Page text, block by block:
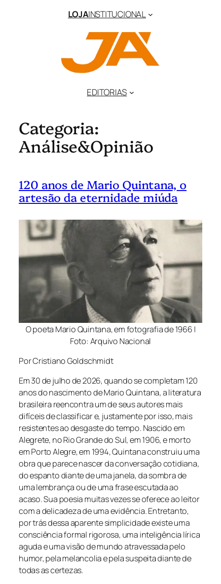
LOJAINSTITUCIONAL
EDITORIAS
Categoria:
Análise&Opinião
120 anos de Mario Quintana, o
artesão da eternidade miúda
O poeta Mario Quintana, em fotografia de 1966 |
Foto: Arquivo Nacional
Por Cristiano Goldschmidt
Em 30 de julho de 2026, quando se completam 120
anos do nascimento de Mario Quintana, a literatura
brasileira reencontra um de seus autores mais
difíceis de classificar e, justamente por isso, mais
resistentes ao desgaste do tempo. Nascido em
Alegrete, no Rio Grande do Sul, em 1906, e morto
em Porto Alegre, em 1994, Quintana construiu uma
obra que parece nascer da conversação cotidiana,
do espanto diante de uma janela, da sombra de
uma lembrança ou de uma frase escutada ao
acaso. Sua poesia muitas vezes se oferece ao leitor
com a delicadeza de uma evidência. Entretanto,
por trás dessa aparente simplicidade existe uma
consciência formal rigorosa, uma inteligência lírica
aguda e uma visão de mundo atravessada pelo
humor, pela melancolia e pela suspeita diante de
todas as certezas.